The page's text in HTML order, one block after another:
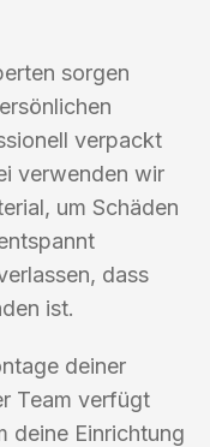
sorgen
verpackt
verwenden wir
um Schäden
dass
ist.
deiner
Team verfügt
deine Einrichtung